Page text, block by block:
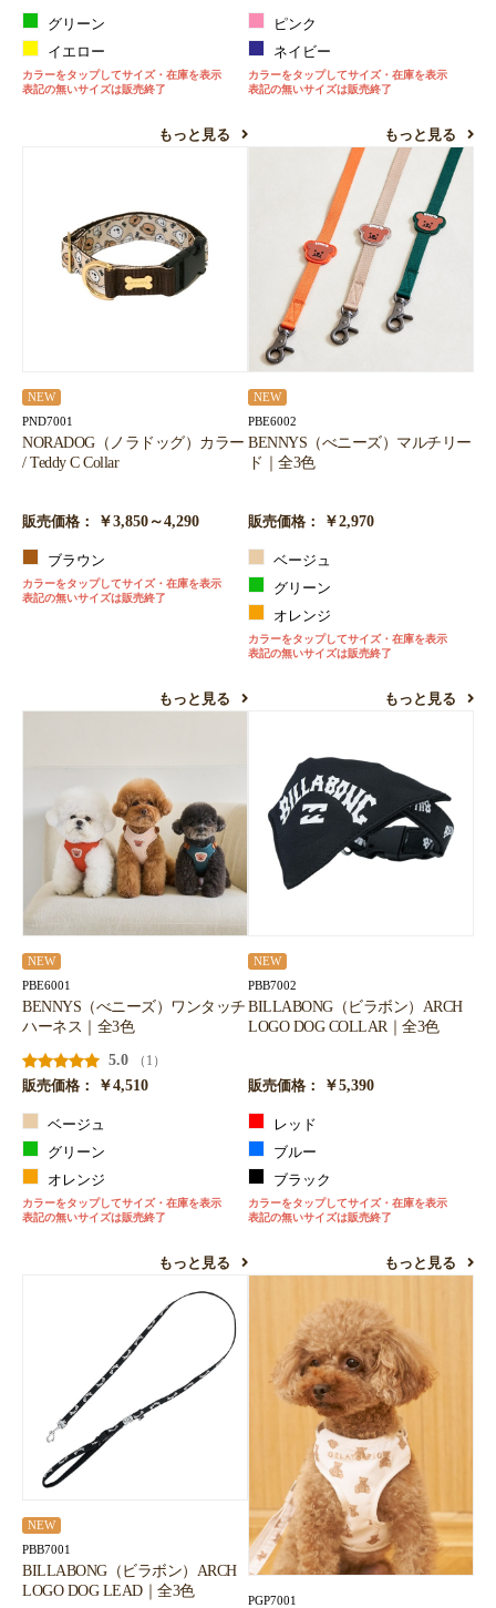
グリーン
イエロー
カラーをタップしてサイズ・在庫を表示
表記の無いサイズは販売終了
もっと見る
ピンク
ネイビー
カラーをタップしてサイズ・在庫を表示
表記の無いサイズは販売終了
もっと見る
NEW
PND7001
NORADOG（ノラドッグ）カラー
/ Teddy C Collar
販売価格： ￥3,850～4,290
ブラウン
カラーをタップしてサイズ・在庫を表示
表記の無いサイズは販売終了
もっと見る
NEW
PBE6002
BENNYS（べニーズ）マルチリー
ド｜全3色
販売価格： ￥2,970
ベージュ
グリーン
オレンジ
カラーをタップしてサイズ・在庫を表示
表記の無いサイズは販売終了
もっと見る
NEW
PBE6001
BENNYS（べニーズ）ワンタッチ
ハーネス｜全3色
5.0
（1）
販売価格：
￥4,510
ベージュ
グリーン
オレンジ
カラーをタップしてサイズ・在庫を表示
表記の無いサイズは販売終了
もっと見る
NEW
PBB7002
BILLABONG（ビラボン）ARCH
LOGO DOG COLLAR｜全3色
販売価格： ￥5,390
レッド
ブルー
ブラック
カラーをタップしてサイズ・在庫を表示
表記の無いサイズは販売終了
もっと見る
NEW
PBB7001
BILLABONG（ビラボン）ARCH
LOGO DOG LEAD｜全3色
PGP7001
カートへ進む